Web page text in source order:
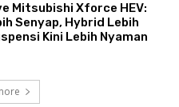
Mitsubishi Xforce HEV:
Senyap, Hybrid Lebih
Kini Lebih Nyaman